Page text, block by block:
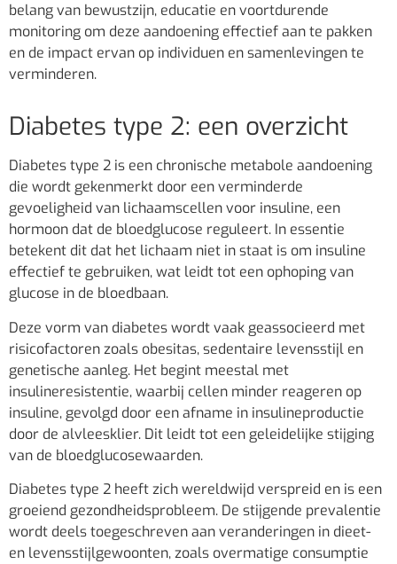
belang van bewustzijn, educatie en voortdurende
monitoring om deze aandoening effectief aan te pakken
en de impact ervan op individuen en samenlevingen te
verminderen.
Diabetes type 2: een overzicht
Diabetes type 2 is een chronische metabole aandoening
die wordt gekenmerkt door een verminderde
gevoeligheid van lichaamscellen voor insuline, een
hormoon dat de bloedglucose reguleert. In essentie
betekent dit dat het lichaam niet in staat is om insuline
effectief te gebruiken, wat leidt tot een ophoping van
glucose in de bloedbaan.
Deze vorm van diabetes wordt vaak geassocieerd met
risicofactoren zoals obesitas, sedentaire levensstijl en
genetische aanleg. Het begint meestal met
insulineresistentie, waarbij cellen minder reageren op
insuline, gevolgd door een afname in insulineproductie
door de alvleesklier. Dit leidt tot een geleidelijke stijging
van de bloedglucosewaarden.
Diabetes type 2 heeft zich wereldwijd verspreid en is een
groeiend gezondheidsprobleem. De stijgende prevalentie
wordt deels toegeschreven aan veranderingen in dieet-
en levensstijlgewoonten, zoals overmatige consumptie